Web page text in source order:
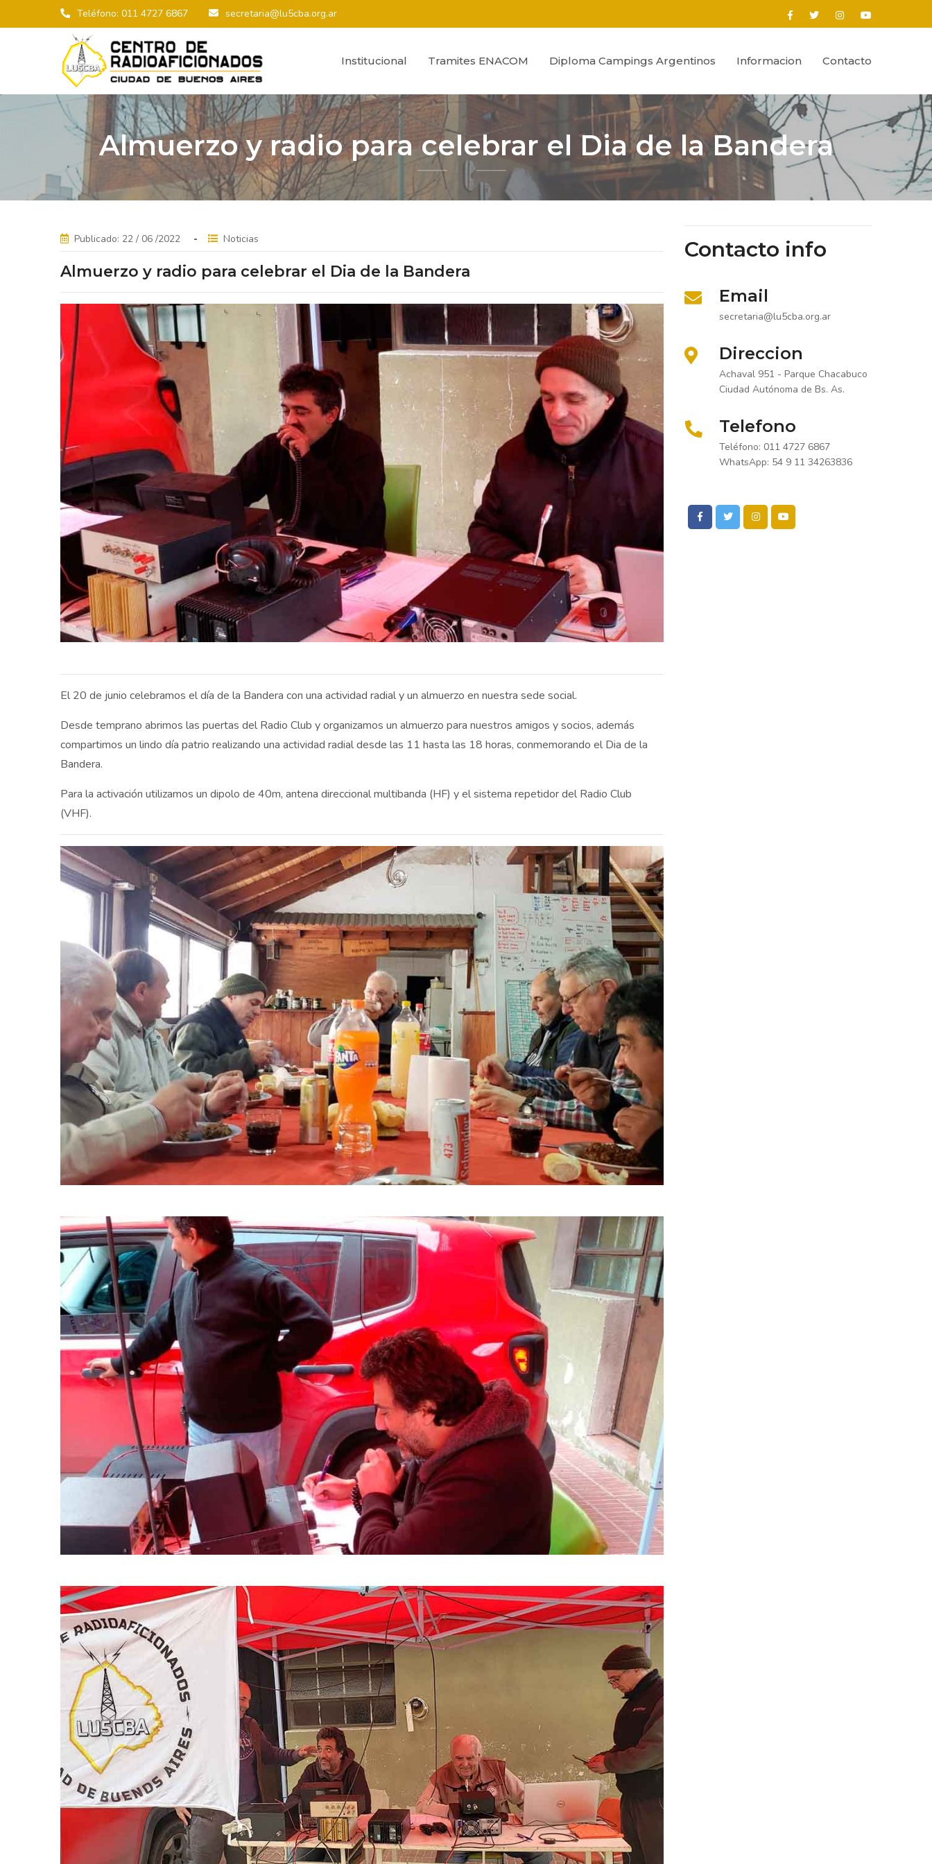
Teléfono: 011 4727 6867 secretaria@lu5cba.org.ar
Institucional Tramites ENACOM Diploma Campings Argentinos Informacion Contacto
Almuerzo y radio para celebrar el Dia de la Bandera
Publicado: 22 / 06 /2022 Noticias
Almuerzo y radio para celebrar el Dia de la Bandera
El 20 de junio celebramos el día de la Bandera con una actividad radial y un almuerzo en nuestra sede social.
Desde temprano abrimos las puertas del Radio Club y organizamos un almuerzo para nuestros amigos y socios, además
compartimos un lindo día patrio realizando una actividad radial desde las 11 hasta las 18 horas, conmemorando el Dia de la
Bandera.
Para la activación utilizamos un dipolo de 40m, antena direccional multibanda (HF) y el sistema repetidor del Radio Club
(VHF).
Contacto info
Email
secretaria@lu5cba.org.ar
Direccion
Achaval 951 - Parque Chacabuco
Ciudad Autónoma de Bs. As.
Telefono
Teléfono: 011 4727 6867
WhatsApp: 54 9 11 34263836